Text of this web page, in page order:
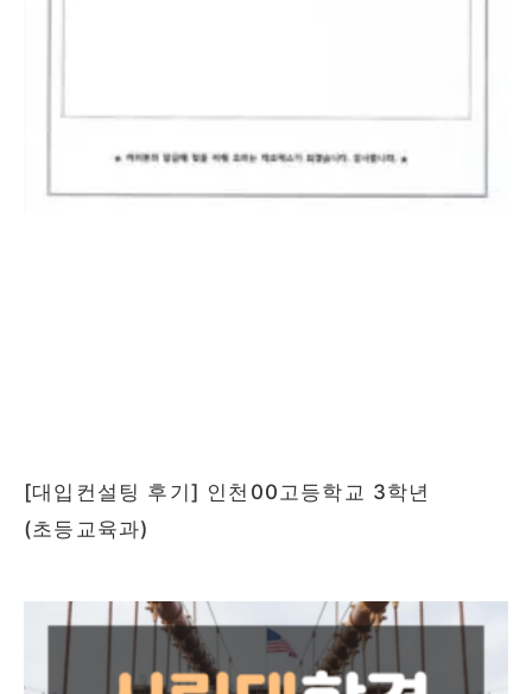
[대입컨설팅 후기] 인천00고등학교 3학년
(초등교육과)